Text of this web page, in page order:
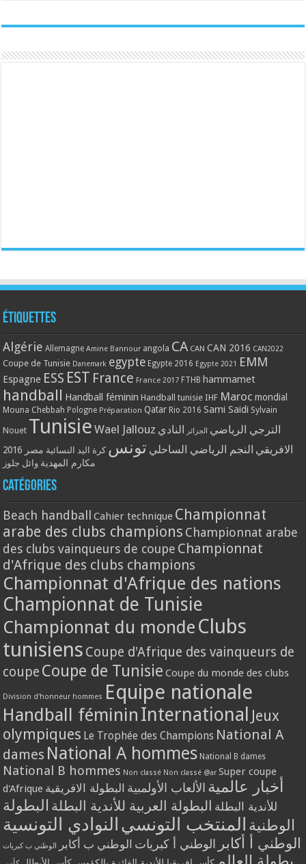
Étiquettes
Algérie Allemagne Amine Bannour angola CA CAN CAN 2016 CAN2022
Coupe de Tunisie Danemark egypte Egypte 2016 Egypte 2021 EMM
Espagne ESS EST France France 2017 FTHB hammamet
handball Handball féminin Handball tunisie IHF Maroc mondial
Mouna Chebbah Pologne Préparation Qatar Rio 2016 Sami Saidi Sylvain
Nouet Tunisie Wael Jallouz الترجي الرياضي الجزائر النادي
الافريقي النجم الرياضي الساحلي تونس كرة اليد النسائية مصر 2016
مكارم المهدية وائل جلوز
Catégories
Beach handball Cahier technique Championnat
arabe des clubs champions Championnat arabe
des clubs vainqueurs de coupe Championnat
d'Afrique des clubs champions
Championnat d'Afrique des nations
Championnat de Tunisie
Championnat du monde Clubs
tunisiens Coupe d'Afrique des vainqueurs de
coupe Coupe de Tunisie Coupe du monde des clubs
Division d'honneur hommes Equipe nationale
Handball féminin International Jeux
olympiques Le Trophée des Champions National A
dames National A hommes National B dames
National B hommes Non classé Non classé @ar Super coupe
d'Afrique
أخبار عالمية الألعاب الأولمبية البطولة الافريقية
للأندية البطلة البطولة العربية للأندية البطلة البطولة
الوطنية المنتخب التونسي النوادي التونسية
الوطني أ أكابر الوطني أ كبريات الوطني ب أكابر الوطني ب كبريات